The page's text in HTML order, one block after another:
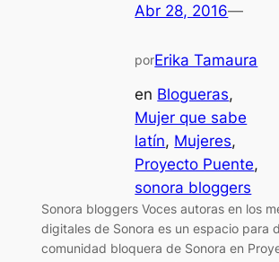
Abr 28, 2016—
porErika Tamaura
en Blogueras
Mujer que sabe
latín, Mujeres
Proyecto Puente
sonora bloggers
Sonora bloggers Voces autoras en los
digitales de Sonora es un espacio para
comunidad bloquera de Sonora en